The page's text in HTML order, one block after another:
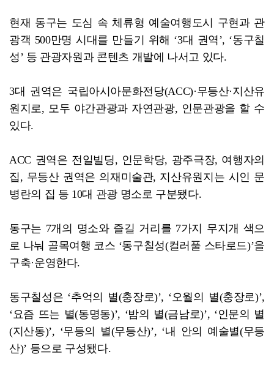
현재 동구는 도심 속 체류형 예술여행도시 구현과 관
광객 500만명 시대를 만들기 위해 ‘3대 권역’, ‘동구칠
성’ 등 관광자원과 콘텐츠 개발에 나서고 있다.
3대 권역은 국립아시아문화전당(ACC)·무등산·지산유
원지로, 모두 야간관광과 자연관광, 인문관광을 할 수
있다.
ACC 권역은 전일빌딩, 인문학당, 광주극장, 여행자의
집, 무등산 권역은 의재미술관, 지산유원지는 시인 문
병란의 집 등 10대 관광 명소로 구분됐다.
동구는 7개의 명소와 즐길 거리를 7가지 무지개 색으
로 나눠 골목여행 코스 ‘동구칠성(컬러풀 스타로드)’을
구축·운영한다.
동구칠성은 ‘추억의 별(충장로)’, ‘오월의 별(충장로)’,
‘요즘 뜨는 별(동명동)’, ‘밤의 별(금남로)’, ‘인문의 별
(지산동)’, ‘무등의 별(무등산)’, ‘내 안의 예술별(무등
산)’ 등으로 구성됐다.